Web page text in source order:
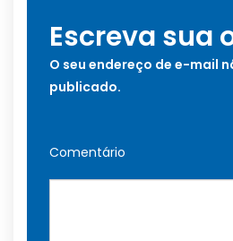
Escreva sua
O seu endereço de e-mail
publicado.
Comentário